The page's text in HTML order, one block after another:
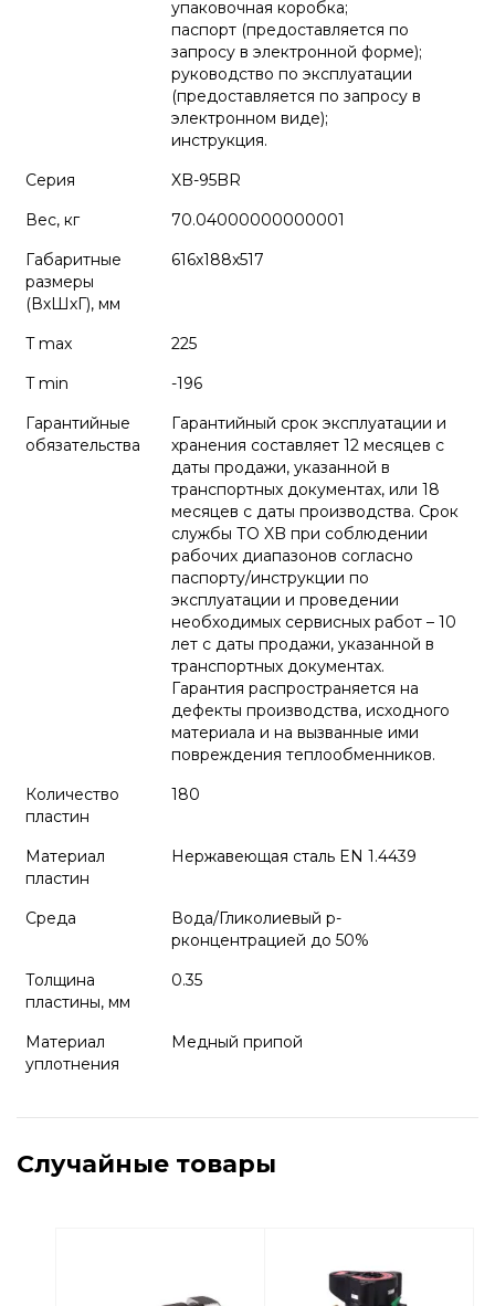
упаковочная коробка;
паспорт (предоставляется по
запросу в электронной форме);
руководство по эксплуатации
(предоставляется по запросу в
электронном виде);
инструкция.
Серия
XB-95BR
Вес, кг
70.04000000000001
Габаритные
размеры
(ВхШхГ), мм
616x188x517
T max
225
T min
-196
Гарантийные
обязательства
Гарантийный срок эксплуатации и
хранения составляет 12 месяцев с
даты продажи, указанной в
транспортных документах, или 18
месяцев с даты производства. Срок
службы ТО XB при соблюдении
рабочих диапазонов согласно
паспорту/инструкции по
эксплуатации и проведении
необходимых сервисных работ – 10
лет с даты продажи, указанной в
транспортных документах.
Гарантия распространяется на
дефекты производства, исходного
материала и на вызванные ими
повреждения теплообменников.
Количество
пластин
180
Материал
пластин
Нержавеющая сталь EN 1.4439
Среда
Вода/Гликолиевый р-
рконцентрацией до 50%
Толщина
пластины, мм
0.35
Материал
уплотнения
Медный припой
Случайные товары